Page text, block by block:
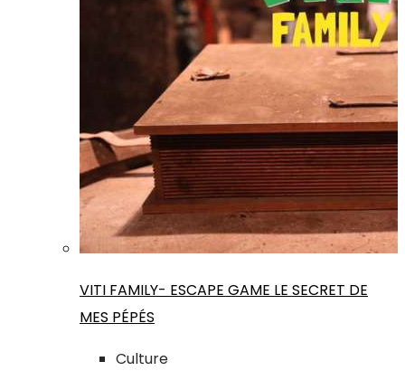
VITI FAMILY- ESCAPE GAME LE SECRET DE
MES PÉPÉS
Culture